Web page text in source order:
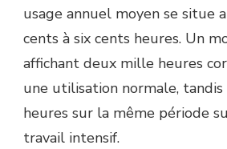
usage annuel moyen se situe
cents à six cents heures. Un
affichant deux mille heures
une utilisation normale,
heures sur la même période
travail intensif.